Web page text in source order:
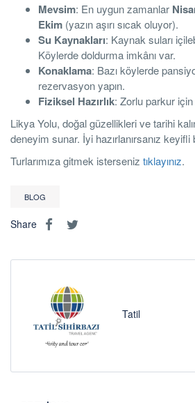
Mevsim: En uygun zamanlar
Ekim (yazın aşırı sıcak oluyor).
Su Kaynakları: Kaynak suları
Köylerde doldurma imkânı var.
Konaklama: Bazı köylerde
rezervasyon yapın.
Fiziksel Hazırlık: Zorlu parkur için
Likya Yolu, doğal güzellikleri ve tarihi
deneyim sunar. İyi hazırlanırsanız
Turlarımıza gitmek isterseniz tıklayınız.
BLOG
Share
Tatil